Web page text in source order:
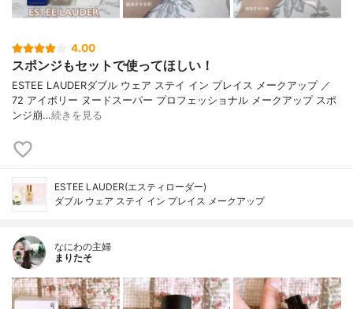
4.00
スポンジもセットで使ってほしい！
ESTEE LAUDERダブル ウェア ステイ イン プレイス メークアップ ／
72 アイボリー ヌードスーパー プロフェッショナル メークアップ スポ
ンジ崩…続きを見る
ESTEE LAUDER(エスティローダー)
ダブル ウェア ステイ イン プレイス メークアップ
なにわの主婦
まりたそ